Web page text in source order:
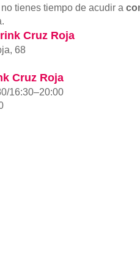
tienes tiempo de acudir a
Cruz Roja
68
Cruz Roja
16:30–20:00